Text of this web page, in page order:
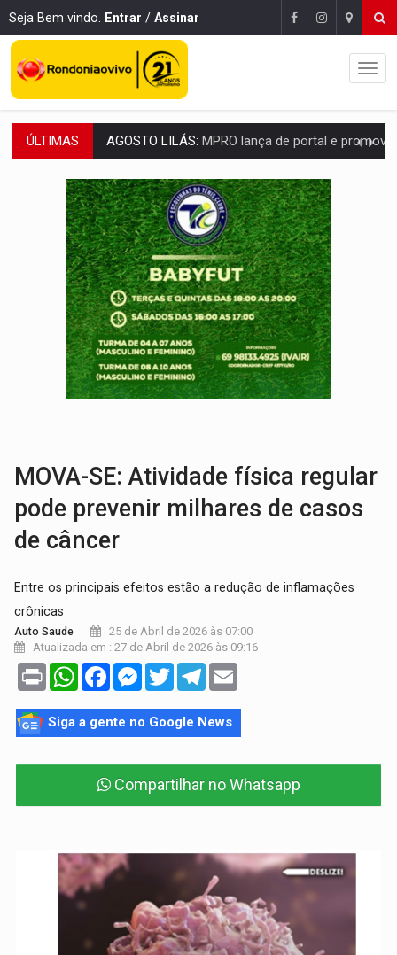
Seja Bem vindo. Entrar / Assinar
ÚLTIMAS REGULARIZAÇÃO:Refis 2026 segue até o fim do ano para
TRANSPORTE DE ARROZ:MPF assegura cumprimento da legislação sobre transporte
DEEPFAKE:Sancionada lei contra violência sexual infantil na
COLEGIADO:Brasil e Rússia discutem energia nuclear, defesa e
URGENTE:Colisão entre caminhão e carro deixa quatro mortos e um em
ENCONTRO:Amazônia Negra ganha projeção nacional com participação de
PREVISÃO:Porto Velho tem chances de chuvas isoladas nesta
SINDICATOS UNIDOS:Assembleia Geral delibera greve da educação
MOVA-SE: Atividade física regular
pode prevenir milhares de casos
de câncer
Entre os principais efeitos estão a redução de inflamações
crônicas
Auto Saude
25 de Abril de 2026 às 07:00
Atualizada em : 27 de Abril de 2026 às 09:16
Print WhatsAppFacebookMessenger
TwitterTelegram
Siga a gente no Google News
Compartilhar no Whatsapp